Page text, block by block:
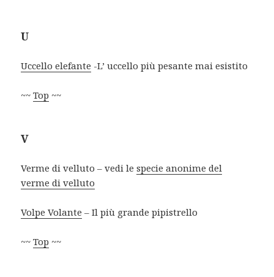
U
Uccello elefante -L’ uccello più pesante mai esistito
~~Top ~~
V
Verme di velluto – vedi lespecie anonime del
verme di velluto
Volpe Volante – Il più grande pipistrello
~~Top ~~